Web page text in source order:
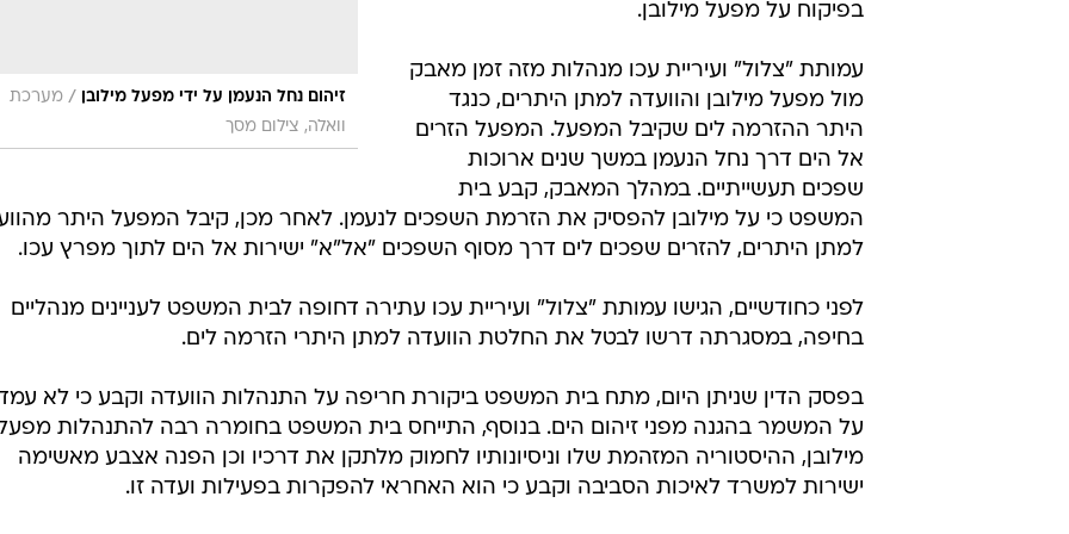
זיהום נחל הנעמן על ידי מפעל מילובן / מערכת
וואלה, צילום מסך
בפיקוח על מפעל מילובן.
עמותת "צלול" ועיריית עכו מנהלות מזה זמן מאבק
מול מפעל מילובן והוועדה למתן היתרים, כנגד
היתר ההזרמה לים שקיבל המפעל. המפעל הזרים
אל הים דרך נחל הנעמן במשך שנים ארוכות
שפכים תעשייתיים. במהלך המאבק, קבע בית
המשפט כי על מילובן להפסיק את הזרמת השפכים לנעמן. לאחר מכן, קיבל המפעל היתר
למתן היתרים, להזרים שפכים לים דרך מסוף השפכים "אל"א" ישירות אל הים לתוך מפרץ עכו.
לפני כחודשיים, הגישו עמותת "צלול" ועיריית עכו עתירה דחופה לבית המשפט לעניינים מנהליים
בחיפה, במסגרתה דרשו לבטל את החלטת הוועדה למתן היתרי הזרמה לים.
בפסק הדין שניתן היום, מתח בית המשפט ביקורת חריפה על התנהלות הוועדה וקבע כי לא
על המשמר בהגנה מפני זיהום הים. בנוסף, התייחס בית המשפט בחומרה רבה להתנהלות
מילובן, ההיסטוריה המזהמת שלו וניסיונותיו לחמוק מלתקן את דרכיו וכן הפנה אצבע מאשימה
ישירות למשרד לאיכות הסביבה וקבע כי הוא האחראי להפקרות בפעילות ועדה זו.